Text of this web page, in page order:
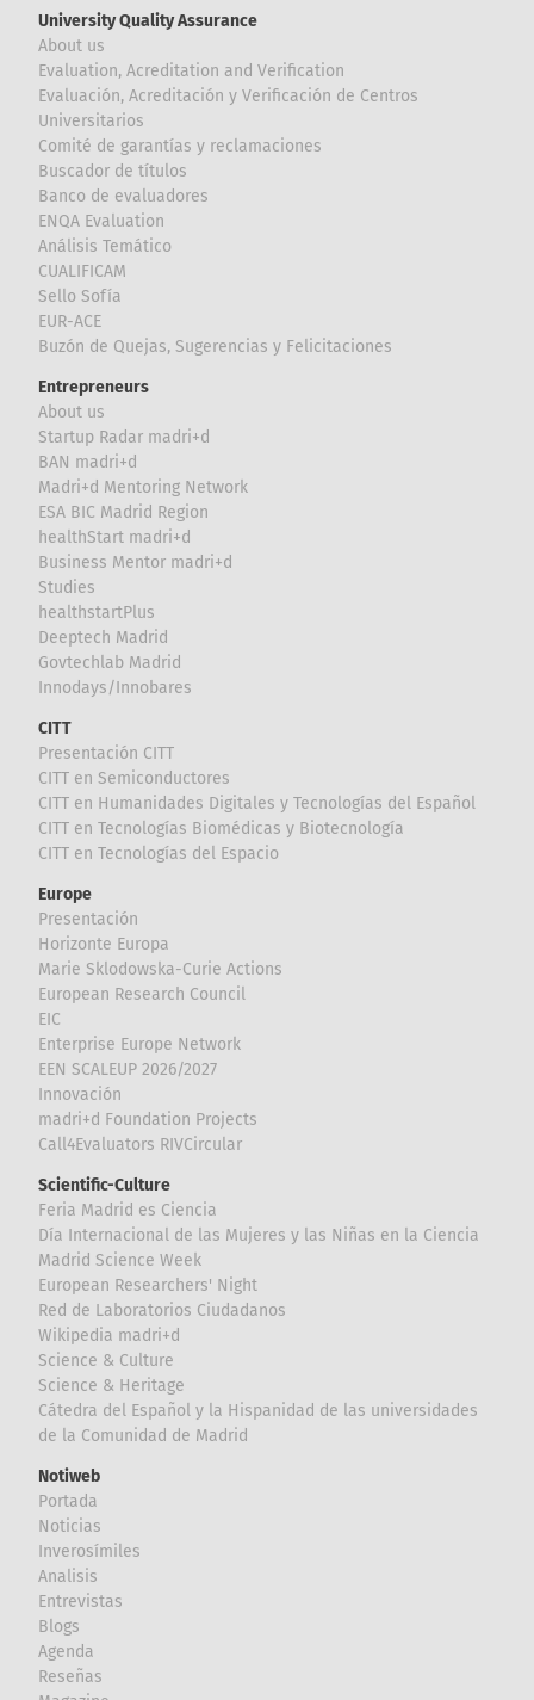
University Quality Assurance
About us
Evaluation, Acreditation and Verification
Evaluación, Acreditación y Verificación de Centros
Universitarios
Comité de garantías y reclamaciones
Buscador de títulos
Banco de evaluadores
ENQA Evaluation
Análisis Temático
CUALIFICAM
Sello Sofía
EUR-ACE
Buzón de Quejas, Sugerencias y Felicitaciones
Entrepreneurs
About us
Startup Radar madri+d
BAN madri+d
Madri+d Mentoring Network
ESA BIC Madrid Region
healthStart madri+d
Business Mentor madri+d
Studies
healthstartPlus
Deeptech Madrid
Govtechlab Madrid
Innodays/Innobares
CITT
Presentación CITT
CITT en Semiconductores
CITT en Humanidades Digitales y Tecnologías del Español
CITT en Tecnologías Biomédicas y Biotecnología
CITT en Tecnologías del Espacio
Europe
Presentación
Horizonte Europa
Marie Sklodowska-Curie Actions
European Research Council
EIC
Enterprise Europe Network
EEN SCALEUP 2026/2027
Innovación
madri+d Foundation Projects
Call4Evaluators RIVCircular
Scientific-Culture
Feria Madrid es Ciencia
Día Internacional de las Mujeres y las Niñas en la Ciencia
Madrid Science Week
European Researchers' Night
Red de Laboratorios Ciudadanos
Wikipedia madri+d
Science & Culture
Science & Heritage
Cátedra del Español y la Hispanidad de las universidades
de la Comunidad de Madrid
Notiweb
Portada
Noticias
Inverosímiles
Analisis
Entrevistas
Blogs
Agenda
Reseñas